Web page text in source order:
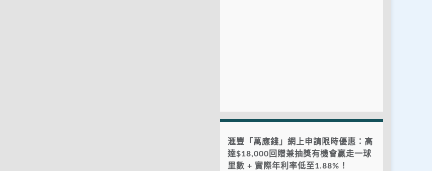
滙豐「萬應錢」網上申請限時優惠：高
達$18,000回贈兼抽獎有機會贏走一球
里數 + 實際年利率低至1.88%！